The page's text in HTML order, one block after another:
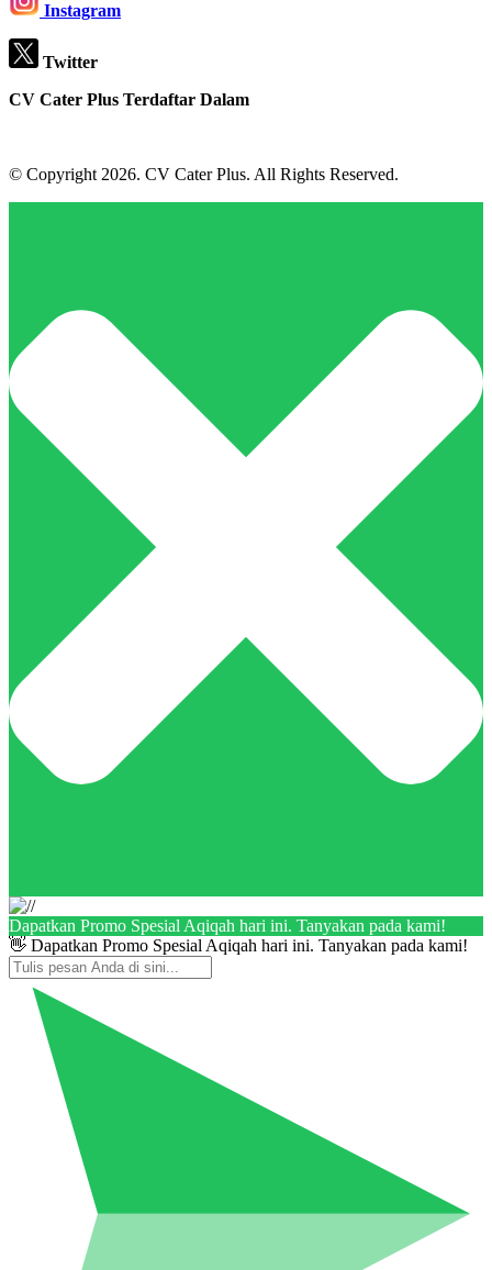
Instagram
Twitter
CV Cater Plus Terdaftar Dalam
© Copyright 2026. CV Cater Plus. All Rights Reserved.
Dapatkan Promo Spesial Aqiqah hari ini. Tanyakan pada kami!
👋 Dapatkan Promo Spesial Aqiqah hari ini. Tanyakan pada kami!